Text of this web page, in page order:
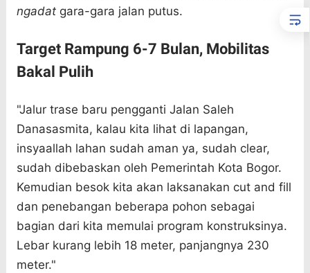
ngadatgara-gara jalan putus.
Target Rampung 6-7 Bulan, Mobilitas
Bakal Pulih
"Jalur trase baru pengganti Jalan Saleh
Danasasmita, kalau kita lihat di lapangan,
insyaallah lahan sudah aman ya, sudah clear,
sudah dibebaskan oleh Pemerintah Kota Bogor.
Kemudian besok kita akan laksanakan cut and fill
dan penebangan beberapa pohon sebagai
bagian dari kita memulai program konstruksinya.
Lebar kurang lebih 18 meter, panjangnya 230
meter."